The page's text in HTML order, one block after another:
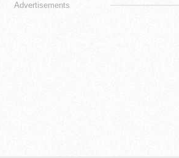
Advertisements